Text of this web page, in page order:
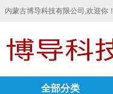
内蒙古博导科技有限公司,欢迎你！
全部分类